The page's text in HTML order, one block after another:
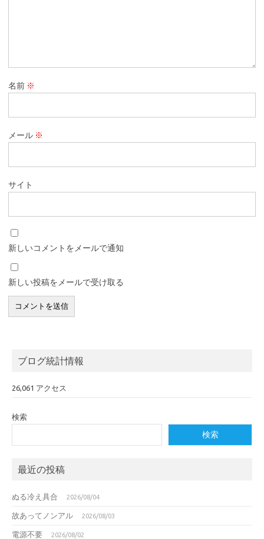
名前 ※
メール ※
サイト
新しいコメントをメールで通知
新しい投稿をメールで受け取る
ブログ統計情報
26,061 アクセス
検索
検索
最近の投稿
ぬる冷え具合 2026/08/04
故あってノンアル 2026/08/03
電源不要 2026/08/02